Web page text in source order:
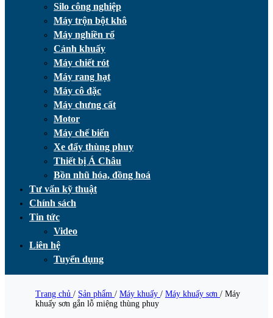
Silo công nghiệp
Máy trộn bột khô
Máy nghiền rổ
Cánh khuấy
Máy chiết rót
Máy rang hạt
Máy cô đặc
Máy chưng cất
Motor
Máy chế biến
Xe đẩy thùng phuy
Thiết bị Á Châu
Bồn nhũ hóa, đồng hoá
Tư vấn kỹ thuật
Chính sách
Tin tức
Video
Liên hệ
Tuyển dụng
Trang chủ / Sản phẩm / Máy khuấy / Máy khuấy sơn / Máy
khuấy sơn gắn lỗ miệng thùng phuy